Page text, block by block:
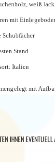
weiß
mit
Schubfächer
Stand
Italien
mit
IHNEN